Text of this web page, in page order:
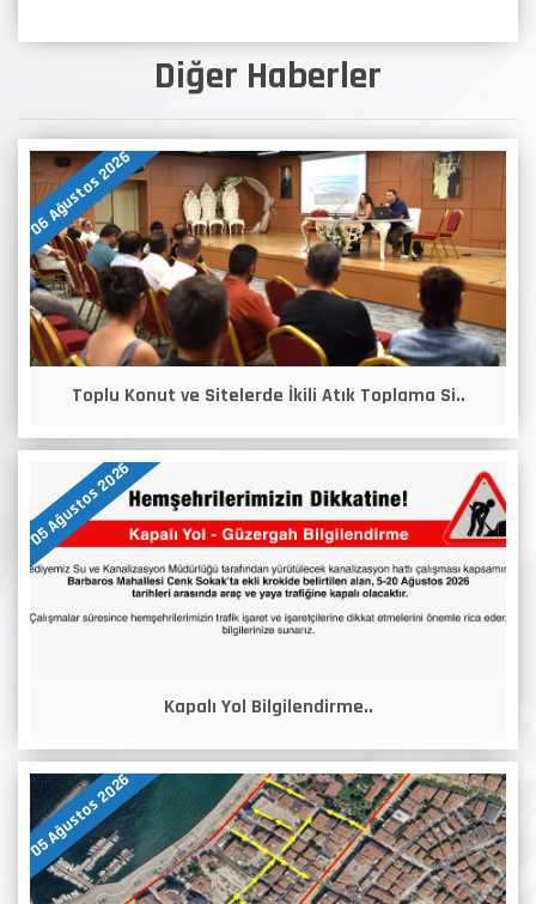
Diğer Haberler
06 Ağustos 2026
Toplu Konut ve Sitelerde İkili Atık Toplama Si..
05 Ağustos 2026
Kapalı Yol Bilgilendirme..
05 Ağustos 2026